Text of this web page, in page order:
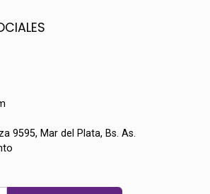
9595, Mar del Plata, Bs. As.